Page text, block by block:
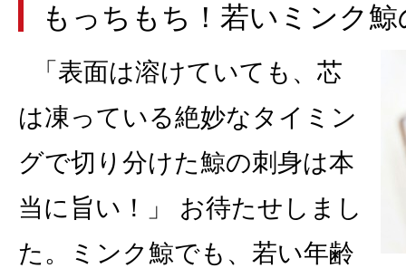
もっちもち！若いミンク
「表面は溶けていても、芯
は凍っている絶妙なタイミン
グで切り分けた鯨の刺身は本
当に旨い！」 お待たせしまし
た。ミンク鯨でも、若い年齢